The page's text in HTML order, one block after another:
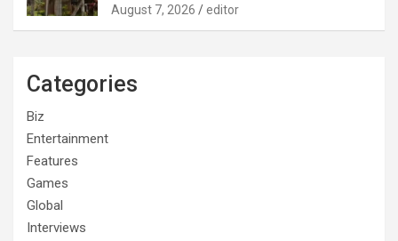
August 7, 2026 editor
Categories
Biz
Entertainment
Features
Games
Global
Interviews